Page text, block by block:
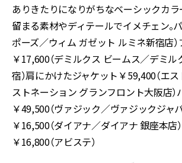
ありきたりになりがちなベーシックカラ
留まる素材やディテールでイメチェン。
ポーズ／ウィム ガゼット ルミネ新宿店
￥17,600（デミルクス ビームス／デミ
宿）肩にかけたジャケット￥59,400（エ
ストネーション グランフロント大阪店）
￥49,500（ヴァジック／ヴァジックジャ
￥16,500（ダイアナ／ダイアナ 銀座本店
￥16,800（アビステ）